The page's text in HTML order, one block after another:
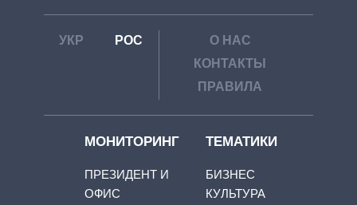
УКР РОС
О НАС
КОНТАКТЫ
ПРАВИЛА
МОНИТОРИНГ
ПРЕЗИДЕНТ И
ОФИС
ТЕМАТИКИ
БИЗНЕС
КУЛЬТУРА